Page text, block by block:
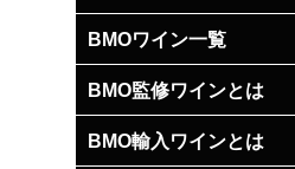
BMOワイン一覧
BMO監修ワインとは
BMO輸入ワインとは